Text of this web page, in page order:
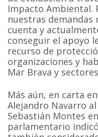
Impacto Ambiental.
nuestras demandas
cuenta y
conseguir el apoyo
recurso de
organizaciones y
Mar Brava y
Más aún, en carta
Alejandro Navarro
Sebastián Montes
parlamentario